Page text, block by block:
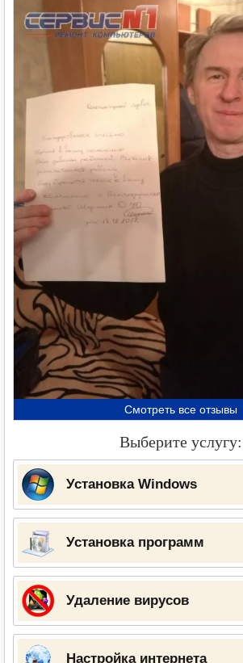
Смотреть все отзывы
Выберите услугу:
Установка Windows
Установка программ
Удаление вирусов
Настройка интернета